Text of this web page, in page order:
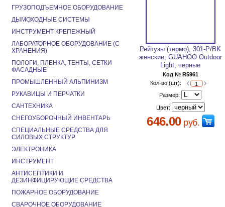
Рейтузы (термо), 301-P/BK
женские, GUAHOO Outdoor
Light, черные
Код № R5961
Кол-во (шт):
Размер:
Цвет:
646.00руб.
ГРУЗОПОДЪЕМНОЕ ОБОРУДОВАНИЕ
ДЫМОХОДНЫЕ СИСТЕМЫ
ИНСТРУМЕНТ КРЕПЕЖНЫЙ
ЛАБОРАТОРНОЕ ОБОРУДОВАНИЕ (С
ХРАНЕНИЯ)
ПОЛОГИ, ПЛЕНКА, ТЕНТЫ, СЕТКИ
ФАСАДНЫЕ
ПРОМЫШЛЕННЫЙ АЛЬПИНИЗМ
РУКАВИЦЫ И ПЕРЧАТКИ
САНТЕХНИКА
СНЕГОУБОРОЧНЫЙ ИНВЕНТАРЬ
СПЕЦИАЛЬНЫЕ СРЕДСТВА ДЛЯ
СИЛОВЫХ СТРУКТУР
ЭЛЕКТРОНИКА
ИНСТРУМЕНТ
АНТИСЕПТИКИ И
ДЕЗИНФИЦИРУЮЩИЕ СРЕДСТВА
ПОЖАРНОЕ ОБОРУДОВАНИЕ
СВАРОЧНОЕ ОБОРУДОВАНИЕ